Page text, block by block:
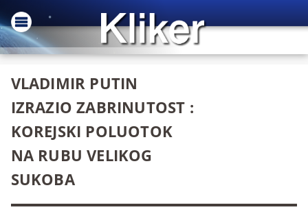
VLADIMIR PUTIN
IZRAZIO ZABRINUTOST :
KOREJSKI POLUOTOK
NA RUBU VELIKOG
SUKOBA